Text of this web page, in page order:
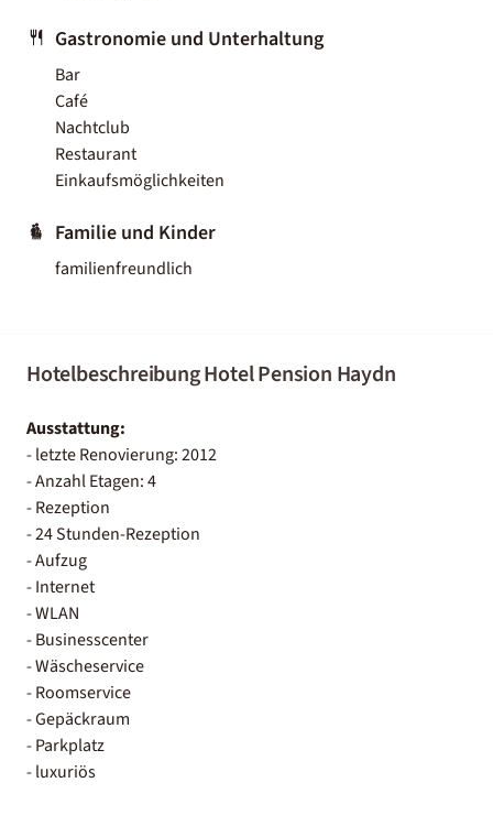
Gastronomie und Unterhaltung
Bar
Café
Nachtclub
Restaurant
Einkaufsmöglichkeiten
Familie und Kinder
familienfreundlich
Hotelbeschreibung Hotel Pension Haydn
Ausstattung:
- letzte Renovierung: 2012
- Anzahl Etagen: 4
- Rezeption
- 24 Stunden-Rezeption
- Aufzug
- Internet
- WLAN
- Businesscenter
- Wäscheservice
- Roomservice
- Gepäckraum
- Parkplatz
- luxuriös